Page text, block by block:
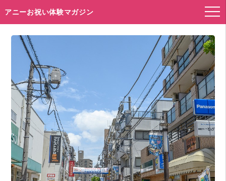
アニーお祝い体験マガジン